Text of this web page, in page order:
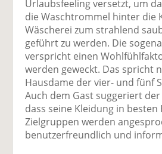
Urlaubsfeeling versetzt, um
die Waschtrommel hinter die
Wäscherei zum strahlend
geführt zu werden. Die
verspricht einen
werden geweckt. Das spricht
Hausdame der vier- und fünf
Auch dem Gast suggeriert
dass seine Kleidung in besten
Zielgruppen werden
benutzerfreundlich und